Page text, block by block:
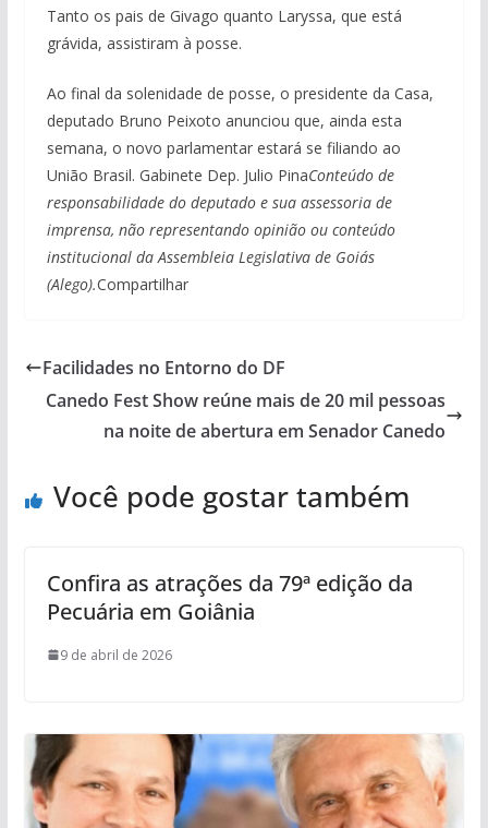
Tanto os pais de Givago quanto Laryssa, que está
grávida, assistiram à posse.
Ao final da solenidade de posse, o presidente da Casa,
deputado Bruno Peixoto anunciou que, ainda esta
semana, o novo parlamentar estará se filiando ao
União Brasil. Gabinete Dep. Julio PinaConteúdo de
responsabilidade do deputado e sua assessoria de
imprensa, não representando opinião ou conteúdo
institucional da Assembleia Legislativa de Goiás
(Alego).Compartilhar
Facilidades no Entorno do DF
Canedo Fest Show reúne mais de 20 mil pessoas
na noite de abertura em Senador Canedo
Você pode gostar também
Confira as atrações da 79ª edição da
Pecuária em Goiânia
9 de abril de 2026